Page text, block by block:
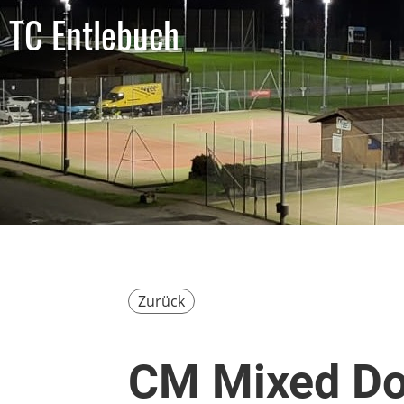
TC Entlebuch
Zurück
CM Mixed